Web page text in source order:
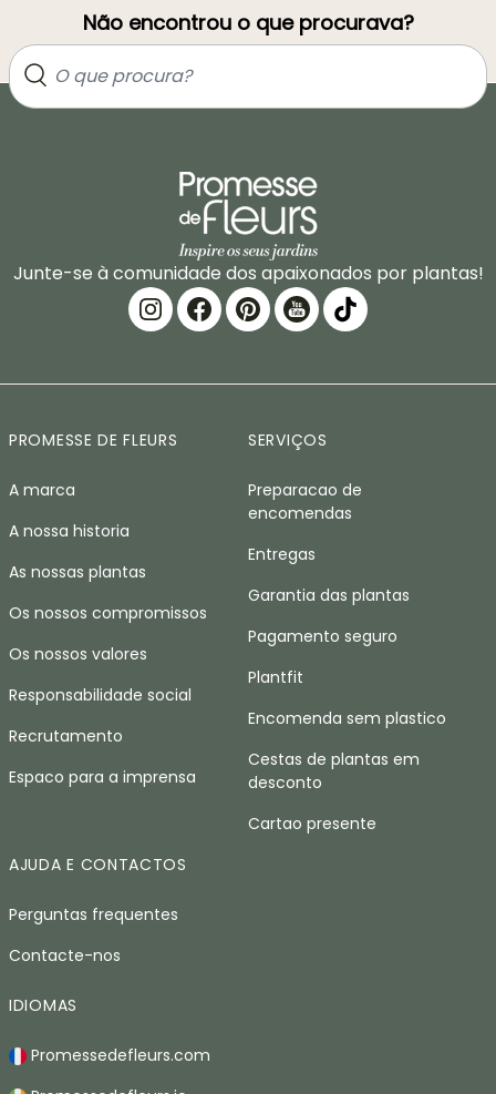
Não encontrou o que procurava?
Junte-se à comunidade dos apaixonados por plantas!
PROMESSE DE FLEURS
A marca
A nossa historia
As nossas plantas
Os nossos compromissos
Os nossos valores
Responsabilidade social
Recrutamento
Espaco para a imprensa
SERVIÇOS
Preparacao de
encomendas
Entregas
Garantia das plantas
Pagamento seguro
Plantfit
Encomenda sem plastico
Cestas de plantas em
desconto
Cartao presente
AJUDA E CONTACTOS
Perguntas frequentes
Contacte-nos
IDIOMAS
Promessedefleurs.com